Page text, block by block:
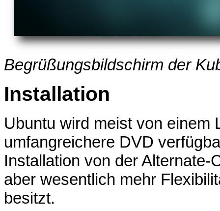
Begrüßungsbildschirm der
Installation
Ubuntu wird meist von einem
umfangreichere DVD
Installation von der Alternate-
aber wesentlich mehr
besitzt.